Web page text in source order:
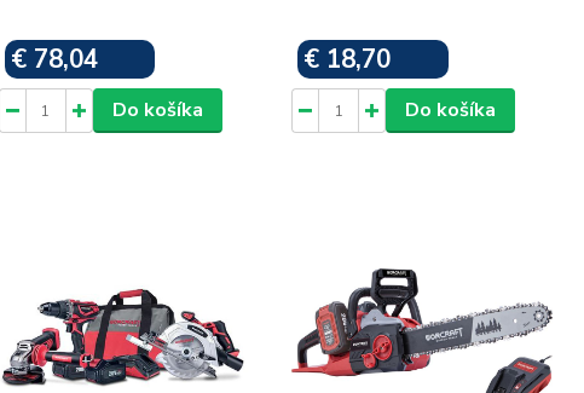
€ 78,04
Do košíka
€ 18,70
Do košíka